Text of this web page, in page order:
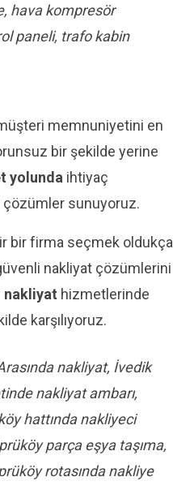
hava kompresör
paneli, trafo kabin
memnuniyetini en
bir şekilde yerine
yolunda ihtiyaç
çözümler sunuyoruz.
bir firma seçmek oldukça
nakliyat çözümlerini
nakliyat hizmetlerinde
karşılıyoruz.
nakliyat, İvedik
nakliyat ambarı,
hattında nakliyeci
parça eşya taşıma,
rotasında nakliye